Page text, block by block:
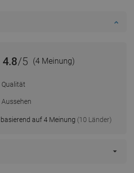
4.8/5 (4 Meinung)
auf 4 Meinung (10 Länder)
Qualität
Aussehen